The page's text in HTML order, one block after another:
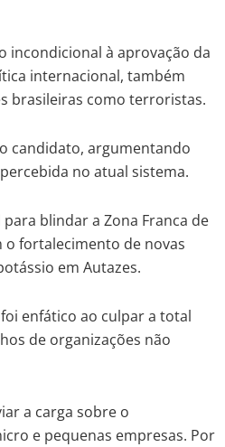
incondicional à aprovação da
internacional, também
brasileiras como terroristas.
candidato, argumentando
no atual sistema.
blindar a Zona Franca de
o fortalecimento de novas
em Autazes.
enfático ao culpar a total
de organizações não
a carga sobre o
e pequenas empresas. Por